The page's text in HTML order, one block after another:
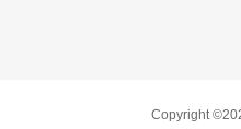
Copyright